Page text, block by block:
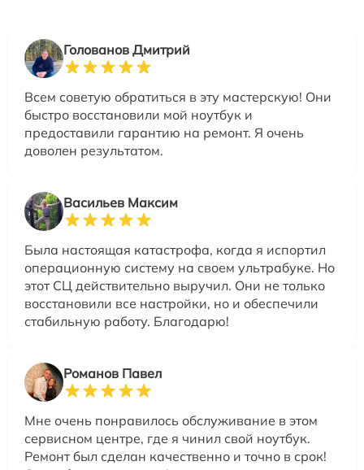
Голованов Дмитрий
Всем советую обратиться в эту мастерскую! Они
быстро восстановили мой ноутбук и
предоставили гарантию на ремонт. Я очень
доволен результатом.
Васильев Максим
Была настоящая катастрофа, когда я испортил
операционную систему на своем ультрабуке. Но
этот СЦ действительно выручил. Они не только
восстановили все настройки, но и обеспечили
стабильную работу. Благодарю!
Романов Павел
Мне очень понравилось обслуживание в этом
сервисном центре, где я чинил свой ноутбук.
Ремонт был сделан качественно и точно в срок!